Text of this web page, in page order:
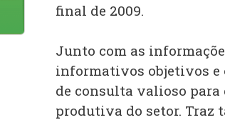
final de 2009.
Junto com as
informativos objetivos e
de consulta valioso
produtiva do setor. Traz